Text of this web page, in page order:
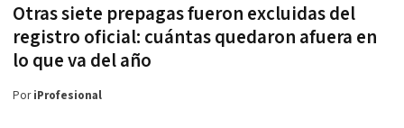
Otras siete prepagas fueron excluidas del
registro oficial: cuántas quedaron afuera en
lo que va del año
PoriProfesional